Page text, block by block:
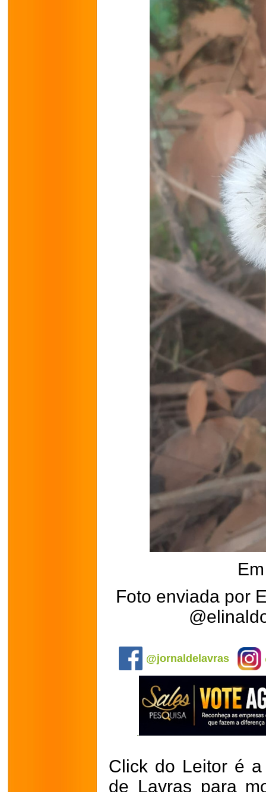
Foto enviada por
@jornaldelavras
Click do Leitor é
de Lavras para